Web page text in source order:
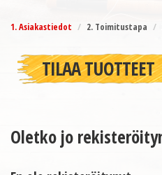
1. Asiakastiedot 2. Toimitustapa
TILAA TUOTTEET
Oletko jo